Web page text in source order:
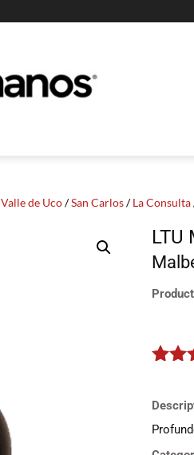
Valle de Uco/San Carlos/La Consulta
LTU